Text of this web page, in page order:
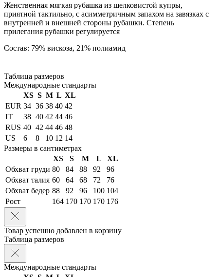
Женственная мягкая рубашка из шелковистой купры,
приятной тактильно, с асимметричным запахом на завязках с
внутренней и внешней стороны рубашки. Степень
прилегания рубашки регулируется
Состав: 79% вискоза, 21% полиамид
Таблица размеров
Международные стандарты
XS S M L XL
EUR 34 36 38 40 42
IT
38 40 42 44 46
RUS 40 42 44 46 48
US
6 8 10 12 14
Размеры в сантиметрах
XS
S M L
XL
Обхват груди 80 84 88 92
96
Обхват талия 60 64 68 72
76
Обхват бедер 88 92 96 100 104
Рост
164 170 170 170 176
Товар успешно добавлен в корзину
Таблица размеров
Международные стандарты